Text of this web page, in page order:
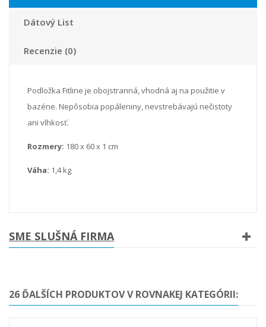
Dátový List
Recenzie (0)
Podložka Fitline je obojstranná, vhodná aj na použitie v
bazéne. Nepôsobia popáleniny, nevstrebávajú nečistoty
ani vlhkosť.
Rozmery: 180 x 60 x 1 cm
Váha: 1,4 kg
SME SLUŠNÁ FIRMA
26 ĎALŠÍCH PRODUKTOV V ROVNAKEJ KATEGÓRII: